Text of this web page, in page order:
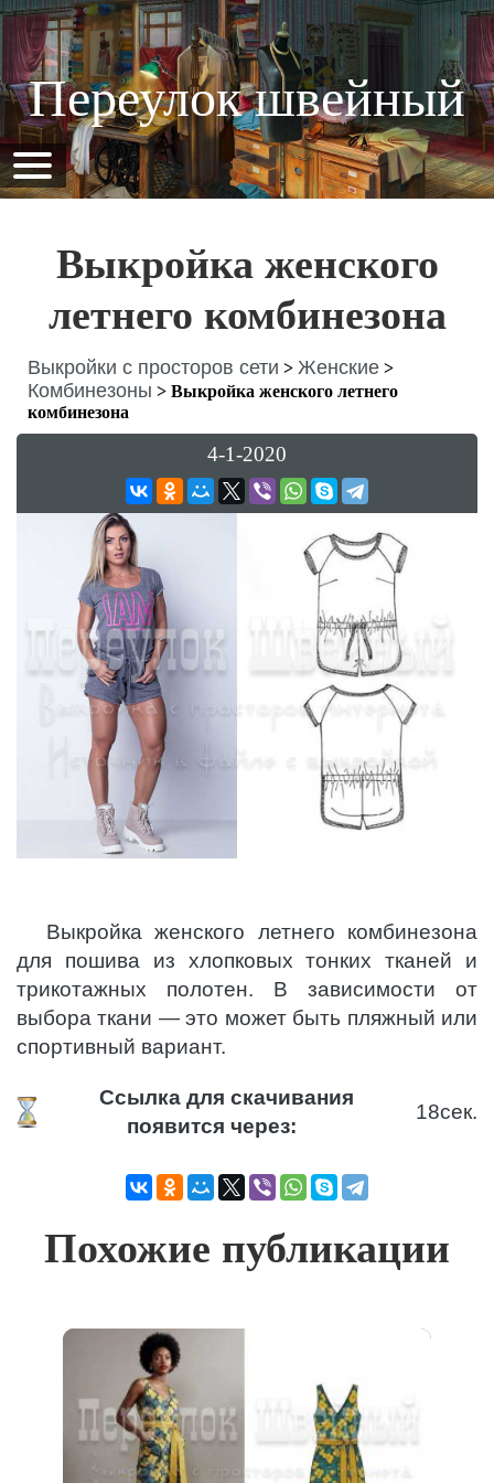
Переулок швейный
Выкройка женского
летнего комбинезона
Выкройки с просторов сети > Женские >
Комбинезоны > Выкройка женского летнего
комбинезона
4-1-2020
Выкройка женского летнего комбинезона
для пошива из хлопковых тонких тканей и
трикотажных полотен. В зависимости от
выбора ткани — это может быть пляжный или
спортивный вариант.
Ссылка для скачивания
появится через:
17сек.
Похожие публикации